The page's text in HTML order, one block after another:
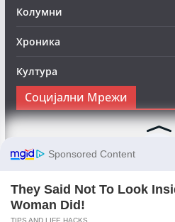
Колумни
Хроника
Култура
Социјални Мрежи
Следете нè на Фејсбук за да